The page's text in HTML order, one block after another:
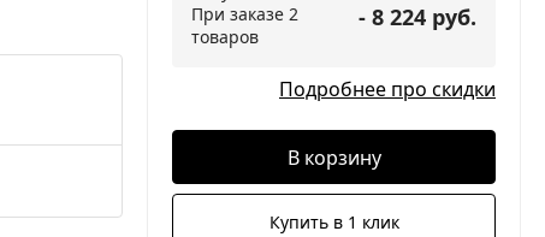
При заказе 2
товаров
- 8 224 руб.
Подробнее про скидки
В корзину
Купить в 1 клик